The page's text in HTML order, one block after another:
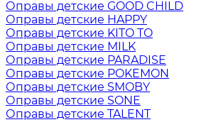
Оправы детские GOOD CHILD
Оправы детские HAPPY
Оправы детские KITO TO
Оправы детские MILK
Оправы детские PARADISE
Оправы детские POKEMON
Оправы детские SMOBY
Оправы детские SONE
Оправы детские TALENT